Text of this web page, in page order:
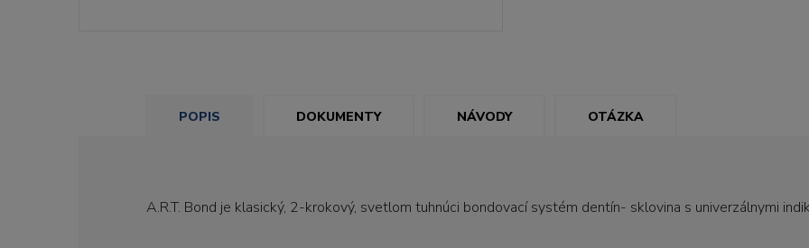
POPIS DOKUMENTY NÁVODY OTÁZKA
A.R.T. Bond je klasický, 2-krokový, svetlom tuhnúci bondovací systém dentín- sklovina s univerzálnymi